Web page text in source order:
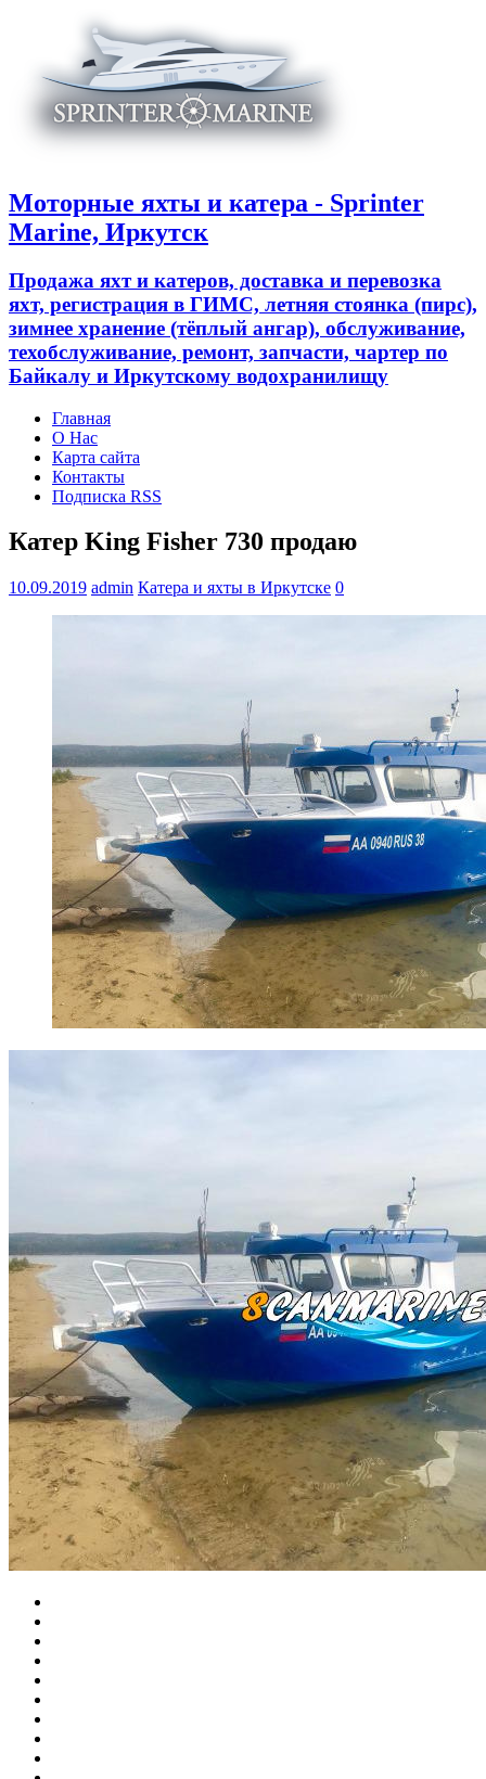
Моторные яхты и катера - Sprinter
Marine, Иркутск
Продажа яхт и катеров, доставка и перевозка
яхт, регистрация в ГИМС, летняя стоянка (пирс),
зимнее хранение (тёплый ангар), обслуживание,
техобслуживание, ремонт, запчасти, чартер по
Байкалу и Иркутскому водохранилищу
Главная
О Нас
Карта сайта
Контакты
Подписка RSS
Катер King Fisher 730 продаю
10.09.2019 admin Катера и яхты в Иркутске 0